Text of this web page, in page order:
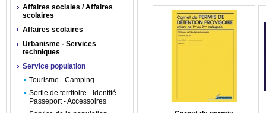
Affaires sociales / Affaires
scolaires
Affaires scolaires
Urbanisme - Services
techniques
Service population
Tourisme - Camping
Sortie de territoire - Identité -
Passeport - Accessoires